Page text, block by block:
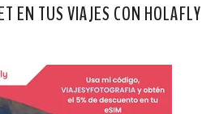
EN TUS VIAJES CON HOLAFLY